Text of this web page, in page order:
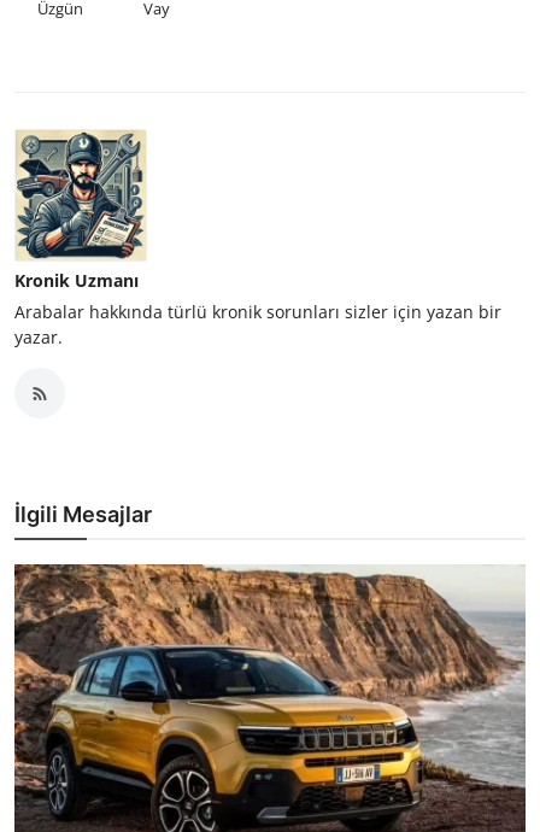
Üzgün Vay
Kronik Uzmanı
Arabalar hakkında türlü kronik sorunları sizler için yazan bir
yazar.
İlgili Mesajlar